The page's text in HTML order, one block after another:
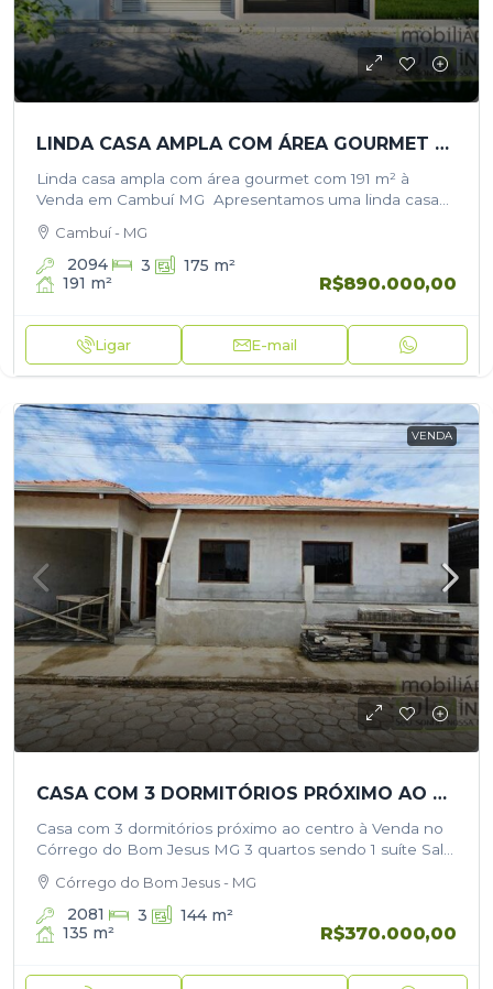
LINDA CASA AMPLA COM ÁREA GOURMET COM 191 M² À VENDA EM CAMBUÍ MG
Linda casa ampla com área gourmet com 191 m² à
Venda em Cambuí MG Apresentamos uma linda casa
em construção, com projeto arquitetônico diferenciado,
pensada para oferecer conforto…
Cambuí - MG
2094 3 175 m²
191 m² R$890.000,00
Ligar E-mail
VENDA
CASA COM 3 DORMITÓRIOS PRÓXIMO AO CENTRO À VENDA NO CÓRREGO DO BOM JESUS
Casa com 3 dormitórios próximo ao centro à Venda no
Córrego do Bom Jesus MG 3 quartos sendo 1 suíte Sala
Cozinha azulejada Lavanderia coberta Banheiro social
com…
Córrego do Bom Jesus - MG
2081 3 144 m²
135 m² R$370.000,00